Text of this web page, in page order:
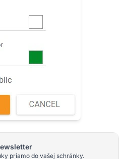
priamo do vašej schránky.